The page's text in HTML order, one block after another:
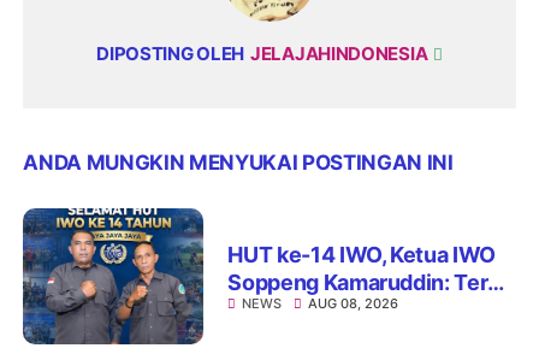
DIPOSTING OLEH JELAJAHINDONESIA
ANDA MUNGKIN MENYUKAI POSTINGAN INI
HUT ke-14 IWO, Ketua IWO
Soppeng Kamaruddin: Terus
Jaga Integritas dan Nama
NEWS AUG 08, 2026